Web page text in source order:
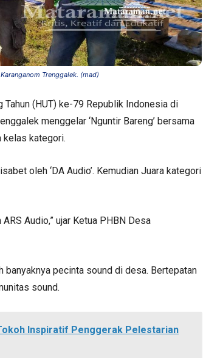
Trenggalek. (mad)
Tahun (HUT) ke-79 Republik Indonesia di
menggelar ‘Nguntir Bareng’ bersama
kelas kategori.
oleh ‘DA Audio’. Kemudian Juara kategori
Audio,” ujar Ketua PHBN Desa
banyaknya pecinta sound di desa. Bertepatan
sound.
Inspiratif Penggerak Pelestarian